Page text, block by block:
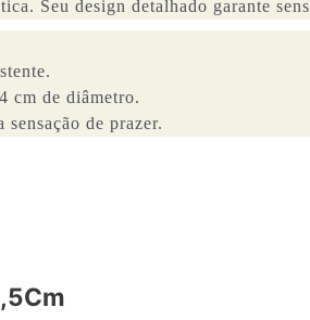
Seu design detalhado garante
cm de diâmetro.
de prazer.